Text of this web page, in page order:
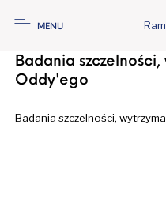
MENU
Strona główna Gabloty
Badania
Oddy'ego
Badania szczelności,